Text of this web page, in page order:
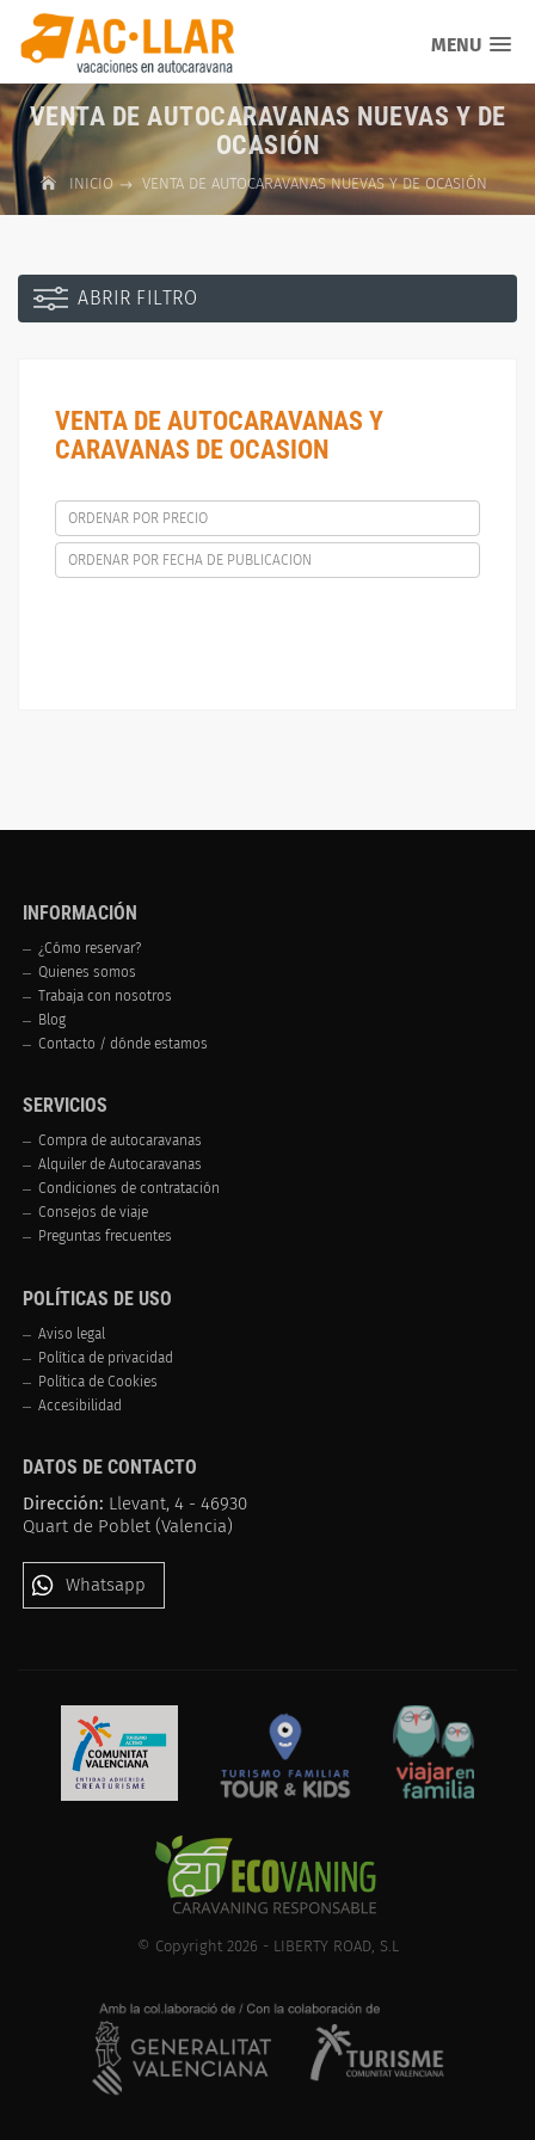
MENU
VENTA DE AUTOCARAVANAS NUEVAS Y DE
OCASIÓN
INICIO VENTA DE AUTOCARAVANAS NUEVAS Y DE OCASIÓN
ABRIR FILTRO
VENTA DE AUTOCARAVANAS Y
CARAVANAS DE OCASION
ORDENAR POR PRECIO
ORDENAR POR FECHA DE PUBLICACION
INFORMACIÓN
¿Cómo reservar?
Quienes somos
Trabaja con nosotros
Blog
Contacto / dónde estamos
SERVICIOS
Compra de autocaravanas
Alquiler de Autocaravanas
Condiciones de contratación
Consejos de viaje
Preguntas frecuentes
POLÍTICAS DE USO
Aviso legal
Política de privacidad
Política de Cookies
Accesibilidad
DATOS DE CONTACTO
Dirección: Llevant, 4 - 46930
Quart de Poblet (Valencia)
Whatsapp
© Copyright 2026 - LIBERTY ROAD, S.L